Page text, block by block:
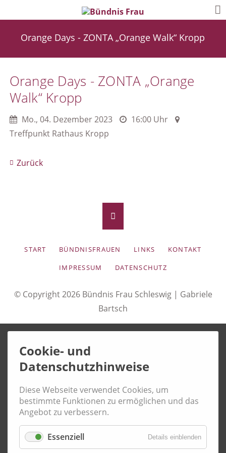
Orange Days - ZONTA „Orange Walk“ Kropp
Orange Days - ZONTA „Orange
Walk“ Kropp
Mo., 04. Dezember 2023
16:00 Uhr
Treffpunkt Rathaus Kropp
Zurück
NAVIGATION
START BÜNDNISFRAUEN LINKS
KONTAKT
IMPRESSUM
DATENSCHUTZ
© Copyright 2026 Bündnis Frau Schleswig | Gabriele
Bartsch
Cookie- und
Datenschutzhinweise
Diese Webseite verwendet Cookies, um
bestimmte Funktionen zu ermöglichen und das
Angebot zu verbessern.
Essenziell Details einblenden